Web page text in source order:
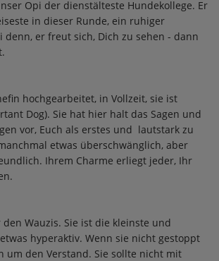
Opi der dienstälteste Hundekollege. Er
in dieser Runde, ein ruhiger
denn, er freut sich, Dich zu sehen - dann
hochgearbeitet, in Vollzeit, sie ist
Dog). Sie hat hier halt das Sagen und
vor, Euch als erstes und lautstark zu
etwas überschwänglich, aber
Ihrem Charme erliegt jeder, Ihr
Wauzis. Sie ist die kleinste und
hyperaktiv. Wenn sie nicht gestoppt
um den Verstand. Sie sollte nicht mit